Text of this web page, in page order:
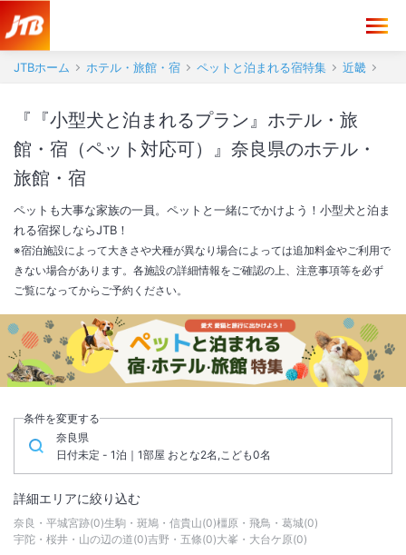
JTBホーム ホテル・旅館・宿 ペットと泊まれる宿特集 近畿
『『小型犬と泊まれるプラン』ホテル・旅
館・宿（ペット対応可）』奈良県のホテル・
旅館・宿
ペットも大事な家族の一員。ペットと一緒にでかけよう！小型犬と泊ま
れる宿探しならJTB！
※宿泊施設によって大きさや犬種が異なり場合によっては追加料金やご利用で
きない場合があります。各施設の詳細情報をご確認の上、注意事項等を必ず
ご覧になってからご予約ください。
条件を変更する
奈良県
日付未定 - 1泊｜1部屋 おとな2名,こども0名
詳細エリアに絞り込む
奈良・平城宮跡(0)生駒・斑鳩・信貴山(0)橿原・飛鳥・葛城(0)
宇陀・桜井・山の辺の道(0)吉野・五條(0)大峯・大台ケ原(0)